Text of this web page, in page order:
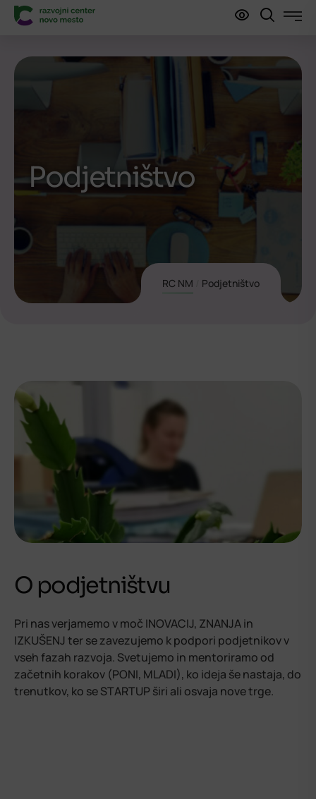
Podjetništvo
RC NM Podjetništvo
O podjetništvu
Pri nas verjamemo v moč INOVACIJ, ZNANJA in
IZKUŠENJ ter se zavezujemo k podpori podjetnikov v
vseh fazah razvoja. Svetujemo in mentoriramo od
začetnih korakov (PONI, MLADI), ko ideja še nastaja, do
trenutkov, ko se STARTUP širi ali osvaja nove trge.